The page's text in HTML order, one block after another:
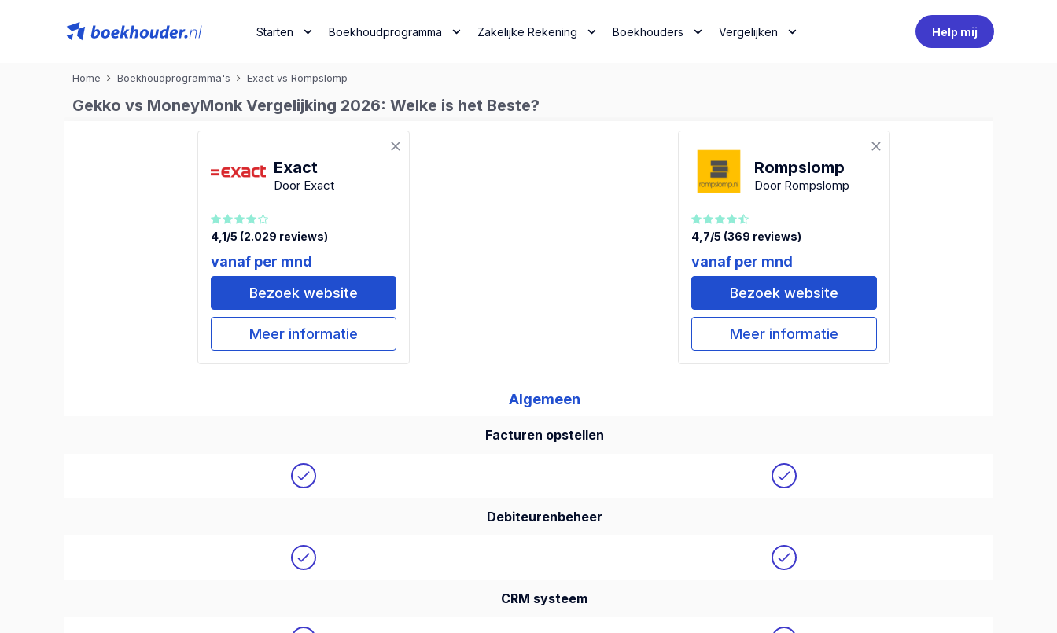
Starten Boekhoudprogramma Zakelijke Rekening Boekhouders Vergelijken Help mij
Home Boekhoudprogramma's Exact vs Rompslomp
Gekko vs MoneyMonk Vergelijking 2026: Welke is het Beste?
Exact
Door Exact
4,1/5 (2.029 reviews)
vanaf per mnd
Bezoek website
Meer informatie
Rompslomp
Door Rompslomp
4,7/5 (369 reviews)
vanaf per mnd
Bezoek website
Meer informatie
Algemeen
Facturen opstellen
Debiteurenbeheer
CRM systeem